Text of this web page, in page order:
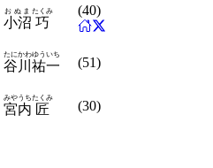
小沼
おぬま
巧
たくみ (40)
谷川
たにかわ
祐一
ゆういち
(51)
宮内
みやうち
匠
たくみ
(30)